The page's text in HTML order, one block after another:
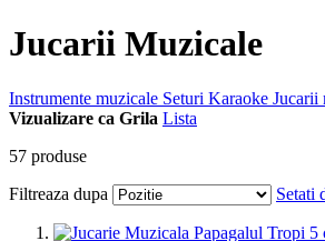
Jucarii Muzicale
Instrumente muzicale Seturi Karaoke Jucarii
Vizualizare ca Grila Lista
57 produse
Filtreaza dupa
Setati